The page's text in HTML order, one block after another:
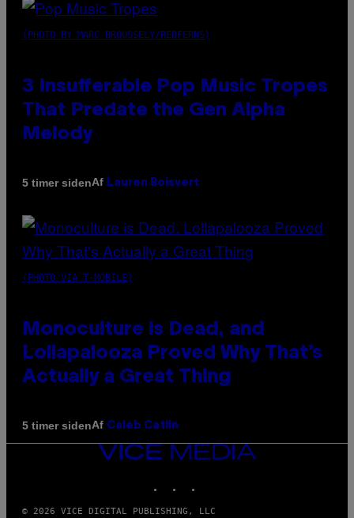
(PHOTO BY MARC BROUSSELY/REDFERNS)
3 Insufferable Pop Music Tropes
That Predate the Gen Alpha
Melody
5 timer sidenAf Lauren Boisvert
(PHOTO VIA T-MOBILE)
Monoculture is Dead, and
Lollapalooza Proved Why That’s
Actually a Great Thing
5 timer sidenAf Caleb Catlin
VICE
© 2026 VICE DIGITAL PUBLISHING, LLC